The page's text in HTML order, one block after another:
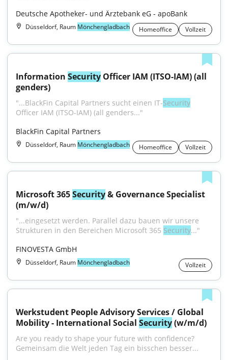
Deutsche Apotheker- und Ärztebank eG - apoBank
Düsseldorf, Raum Mönchengladbach Homeoffice Vollzeit
Information Security Officer IAM (ITSO-IAM) (all
genders)
"...BlackFin Capital Partners sucht einen IT-Security
Officer IAM (ITSO-IAM) (all genders..."
BlackFin Capital Partners
Düsseldorf, Raum Mönchengladbach Homeoffice Vollzeit
Microsoft 365 Security & Governance Specialist
(m/w/d)
"...eingesetzt werden. Parallel dazu bauen wir unsere
Strukturen in den Bereichen Microsoft 365 Security..."
FINOVESTA GmbH
Düsseldorf, Raum Mönchengladbach Vollzeit
Werkstudent People Advisory Services / Global
Mobility - International Social Security (w/m/d)
Are you ready to shape your future with confidence?
Gemeinsam die Welt jeden Tag ein bisschen besser...